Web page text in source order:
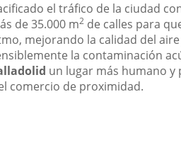
el tráfico de la ciudad
de 35.000 m2 de calles para
mejorando la calidad del
la contaminación
un lugar más humano y
comercio de proximidad.